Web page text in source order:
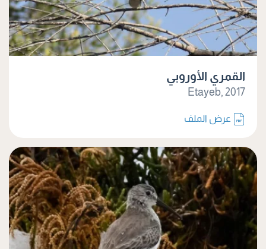
القمري الأوروبي
Etayeb, 2017
عرض الملف